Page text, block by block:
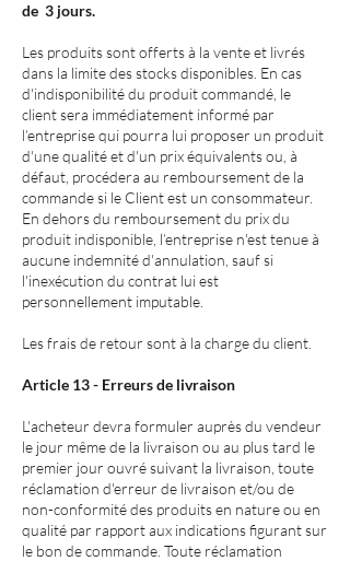
de 3 jours.
Les produits sont offerts à la vente et livrés
dans la limite des stocks disponibles. En cas
d'indisponibilité du produit commandé, le
client sera immédiatement informé par
l’entreprise qui pourra lui proposer un produit
d'une qualité et d'un prix équivalents ou, à
défaut, procédera au remboursement de la
commande si le Client est un consommateur.
En dehors du remboursement du prix du
produit indisponible, l’entreprise n'est tenue à
aucune indemnité d'annulation, sauf si
l'inexécution du contrat lui est
personnellement imputable.
Les frais de retour sont à la charge du client.
Article 13 - Erreurs de livraison
L'acheteur devra formuler auprès du vendeur
le jour même de la livraison ou au plus tard le
premier jour ouvré suivant la livraison, toute
réclamation d'erreur de livraison et/ou de
non-conformité des produits en nature ou en
qualité par rapport aux indications figurant sur
le bon de commande. Toute réclamation